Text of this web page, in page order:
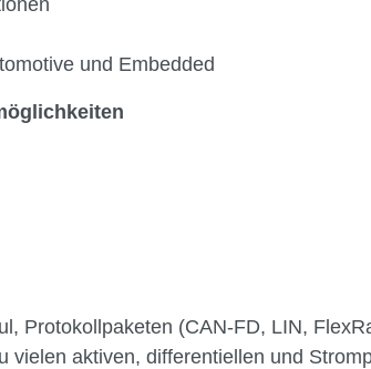
und Embedded
Protokollpaketen (CAN-FD, LIN,
vielen aktiven, differentiellen und